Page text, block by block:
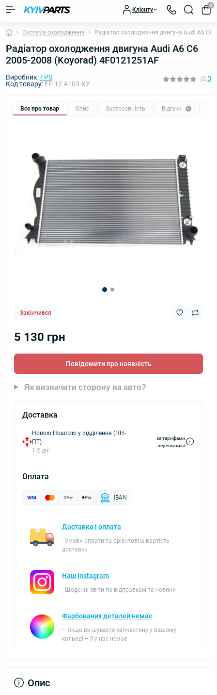
Клієнту
0
Система охолодження Радіатор охолодження двигуна Audi A6
Радіатор охолодження двигуна Audi A6 C6
2005-2008 (Koyorad) 4F0121251AF
Виробник: FPS
Код товару: FP 12 A105-KY
0
Все про товар Опис Застосовність Відгуки 0
Закінчився
5 130 грн
Повідомити про наявність
Як визначити сторону на авто?
Доставка
Новою Поштою у відділення (ПН-
ПТ)
1-2 дні
за тарифами
перевізника
Оплата
IBAN
Доставка і оплата
- Умови оплати та орієнтовна вартість
доставки
Наш Instagram
- Щоденні звіти по відправкам та новини
Фарбованих деталей немає
– Якщо ви шукаєте запчастину у вашому
кольорі – її у нас немає
Опис